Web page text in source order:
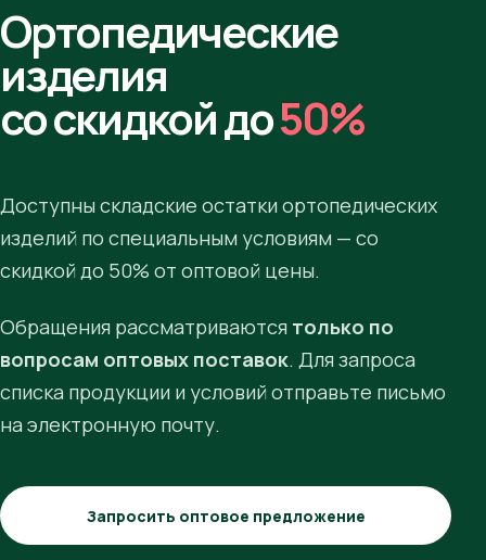
Ортопедические
изделия
со скидкой до50%
Доступны складские остатки ортопедических
изделий по специальным условиям — со
скидкой до 50% от оптовой цены.
Обращения рассматриваются только по
вопросам оптовых поставок. Для запроса
списка продукции и условий отправьте письмо
на электронную почту.
Запросить оптовое предложение